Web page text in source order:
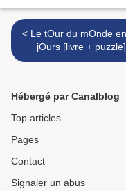
< Le tOur du mOnde en 80
jOurs [livre + puzzle]
Hébergé par Canalblog
Top articles
Pages
Contact
Signaler un abus